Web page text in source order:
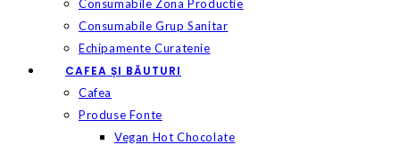
Consumabile Zona Productie
Consumabile Grup Sanitar
Echipamente Curatenie
CAFEA ȘI BĂUTURI
Cafea
Produse Fonte
Vegan Hot Chocolate